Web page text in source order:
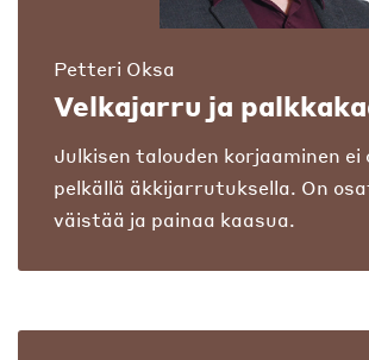
Petteri Oksa
Velkajarru ja
Julkisen talouden korjaaminen ei
pelkällä äkkijarrutuksella. On
väistää ja painaa kaasua.